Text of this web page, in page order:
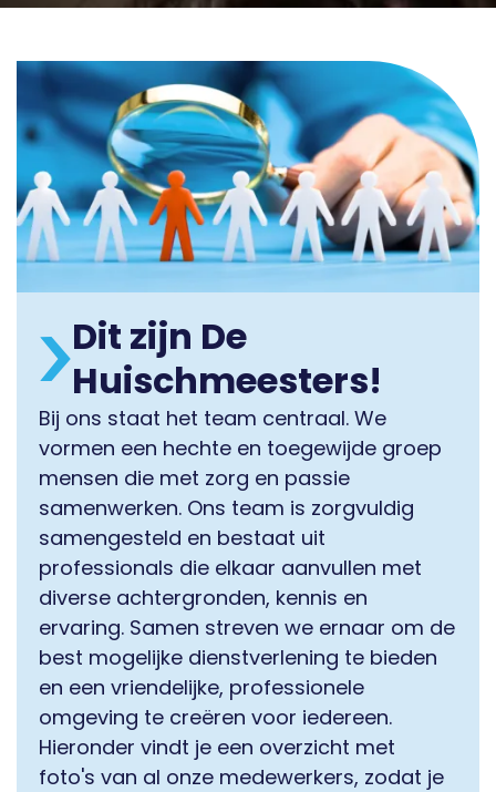
Dit zijn De
Huischmeesters!
Bij ons staat het team centraal. We
vormen een hechte en toegewijde groep
mensen die met zorg en passie
samenwerken. Ons team is zorgvuldig
samengesteld en bestaat uit
professionals die elkaar aanvullen met
diverse achtergronden, kennis en
ervaring. Samen streven we ernaar om de
best mogelijke dienstverlening te bieden
en een vriendelijke, professionele
omgeving te creëren voor iedereen.
Hieronder vindt je een overzicht met
foto's van al onze medewerkers, zodat je